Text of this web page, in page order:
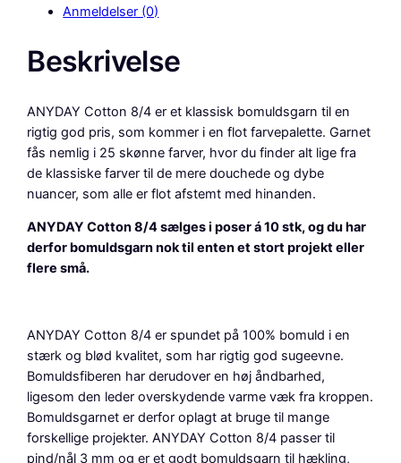
n
8
/
4
,
1
0
p
,
a
r
r
y
Anmeldelser (0)
Beskrivelse
ANYDAY Cotton 8/4 er et klassisk bomuldsgarn til en
rigtig god pris, som kommer i en flot farvepalette. Garnet
fås nemlig i 25 skønne farver, hvor du finder alt lige fra
de klassiske farver til de mere douchede og dybe
nuancer, som alle er flot afstemt med hinanden.
ANYDAY Cotton 8/4 sælges i poser á 10 stk, og du har
derfor bomuldsgarn nok til enten et stort projekt eller
flere små.
ANYDAY Cotton 8/4 er spundet på 100% bomuld i en
stærk og blød kvalitet, som har rigtig god sugeevne.
Bomuldsfiberen har derudover en høj åndbarhed,
ligesom den leder overskydende varme væk fra kroppen.
Bomuldsgarnet er derfor oplagt at bruge til mange
forskellige projekter. ANYDAY Cotton 8/4 passer til
pind/nål 3 mm og er et godt bomuldsgarn til hækling,